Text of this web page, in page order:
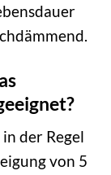
der Regel
von 5